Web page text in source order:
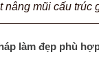
nâng mũi cấu trúc
làm đẹp phù